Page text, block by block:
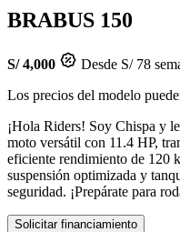
BRABUS 150
S/ 4,000
Desde S/ 78
Los precios del modelo
¡Hola Riders! Soy Chispa y
moto versátil con 11.4 HP,
eficiente rendimiento de 120
suspensión optimizada y
seguridad. ¡Prepárate para
Solicitar financiamiento